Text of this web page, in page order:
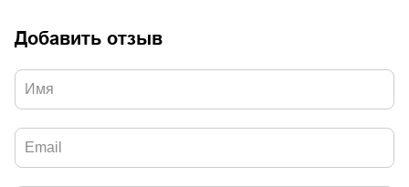
Добавить отзыв